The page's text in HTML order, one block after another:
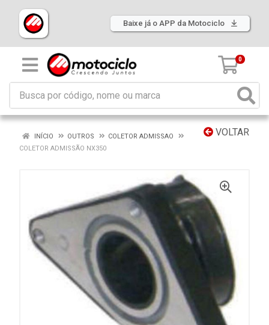
Baixe já o APP da Motociclo
0
VOLTAR
INÍCIO OUTROS
COLETOR ADMISSAO
COLETOR ADMISSÃO NX350